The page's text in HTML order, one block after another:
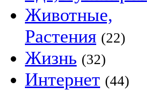
Животные,
Растения (22)
Жизнь (32)
Интернет (44)